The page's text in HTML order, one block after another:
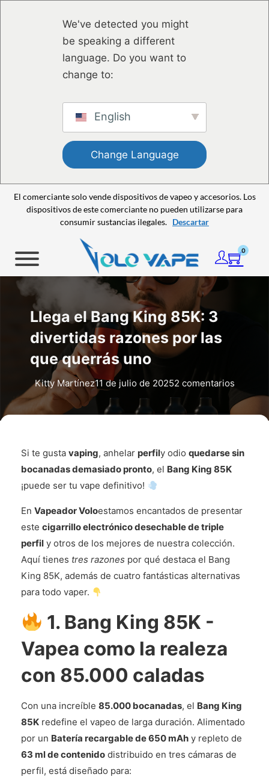
We've detected you might
be speaking a different
language. Do you want to
change to:
English
Change Language
El comerciante solo vende dispositivos de vapeo y accesorios. Los
dispositivos de este comerciante no pueden utilizarse para
consumir sustancias ilegales. Descartar
0
Llega el Bang King 85K: 3
divertidas razones por las
que querrás uno
Kitty Martínez11 de julio de 20252 comentarios
Si te gusta vaping, anhelar perfily odio quedarse sin
bocanadas demasiado pronto, el Bang King 85K
¡puede ser tu vape definitivo!
En Vapeador Voloestamos encantados de presentar
este cigarrillo electrónico desechable de triple
perfil y otros de los mejores de nuestra colección.
Aquí tienes tres razones por qué destaca el Bang
King 85K, además de cuatro fantásticas alternativas
para todo vaper.
1. Bang King 85K -
Vapea como la realeza
con 85.000 caladas
Con una increíble 85.000 bocanadas, el Bang King
85K redefine el vapeo de larga duración. Alimentado
por un Batería recargable de 650 mAh y repleto de
63 ml de contenido distribuido en tres cámaras de
perfil, está diseñado para: